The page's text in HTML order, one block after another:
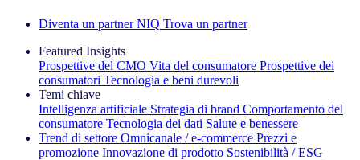
Diventa un partner NIQ Trova un partner
Featured Insights
Prospettive del CMO Vita del consumatore Prospettive dei
consumatori Tecnologia e beni durevoli
Temi chiave
Intelligenza artificiale Strategia di brand Comportamento del
consumatore Tecnologia dei dati Salute e benessere
Trend di settore Omnicanale / e‑commerce Prezzi e
promozione Innovazione di prodotto Sostenibilità / ESG